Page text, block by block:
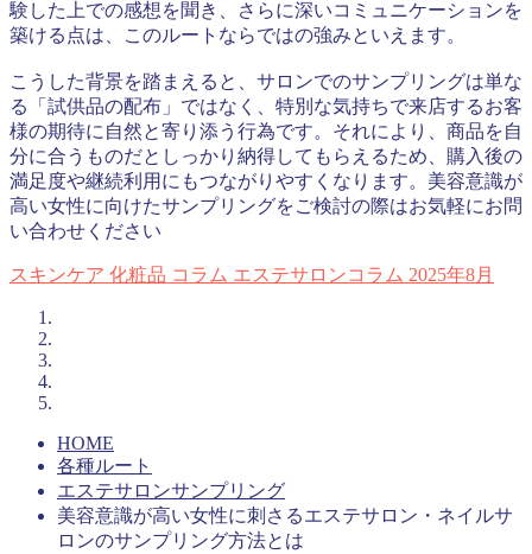
験した上での感想を聞き、さらに深いコミュニケーションを
築ける点は、このルートならではの強みといえます。
こうした背景を踏まえると、サロンでのサンプリングは単な
る「試供品の配布」ではなく、特別な気持ちで来店するお客
様の期待に自然と寄り添う行為です。それにより、商品を自
分に合うものだとしっかり納得してもらえるため、購入後の
満足度や継続利用にもつながりやすくなります。美容意識が
高い女性に向けたサンプリングをご検討の際はお気軽にお問
い合わせください
スキンケア 化粧品 コラム エステサロンコラム 2025年8月
HOME
各種ルート
エステサロンサンプリング
美容意識が高い女性に刺さるエステサロン・ネイルサ
ロンのサンプリング方法とは